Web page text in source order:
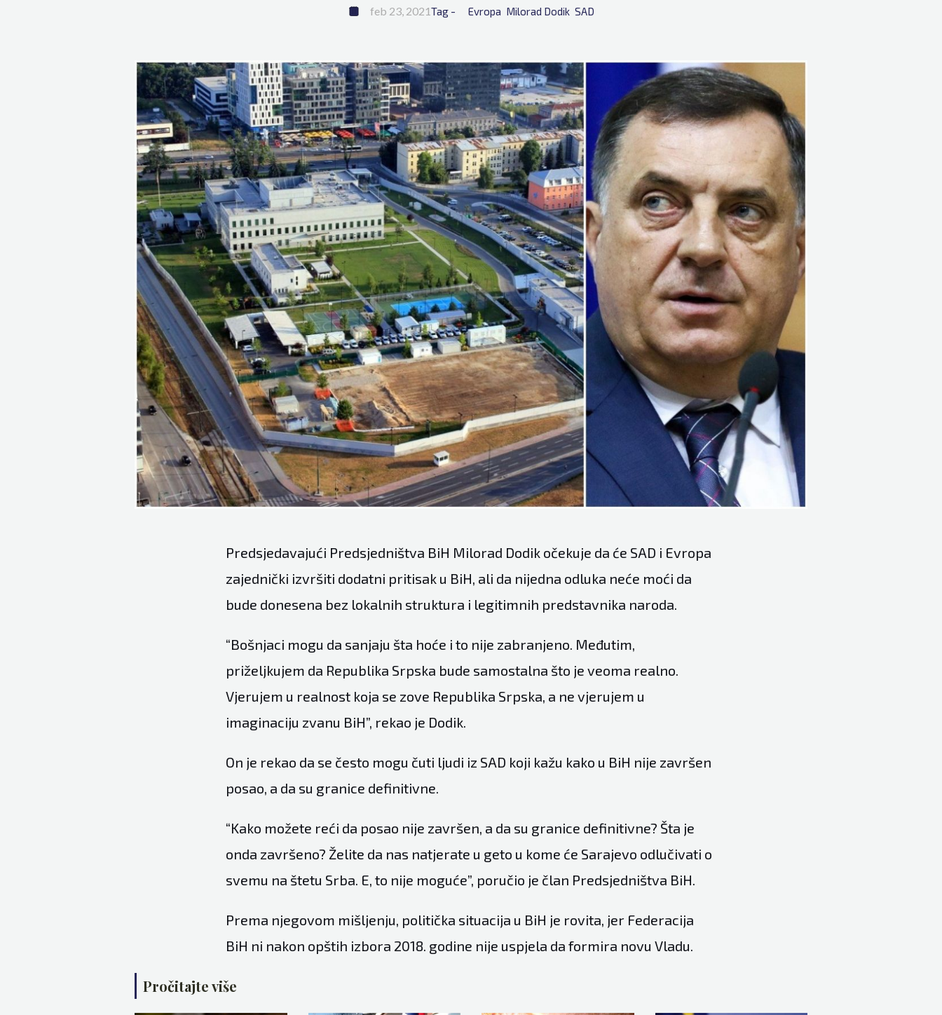
feb 23, 2021Tag - Evropa Milorad Dodik SAD
Predsjedavajući Predsjedništva BiH Milorad Dodik očekuje da će SAD i Evropa
zajednički izvršiti dodatni pritisak u BiH, ali da nijedna odluka neće moći da
bude donesena bez lokalnih struktura i legitimnih predstavnika naroda.
“Bošnjaci mogu da sanjaju šta hoće i to nije zabranjeno. Međutim,
priželjkujem da Republika Srpska bude samostalna što je veoma realno.
Vjerujem u realnost koja se zove Republika Srpska, a ne vjerujem u
imaginaciju zvanu BiH”, rekao je Dodik.
On je rekao da se često mogu čuti ljudi iz SAD koji kažu kako u BiH nije završen
posao, a da su granice definitivne.
“Kako možete reći da posao nije završen, a da su granice definitivne? Šta je
onda završeno? Želite da nas natjerate u geto u kome će Sarajevo odlučivati o
svemu na štetu Srba. E, to nije moguće”, poručio je član Predsjedništva BiH.
Prema njegovom mišljenju, politička situacija u BiH je rovita, jer Federacija
BiH ni nakon opštih izbora 2018. godine nije uspjela da formira novu Vladu.
Pročitajte više